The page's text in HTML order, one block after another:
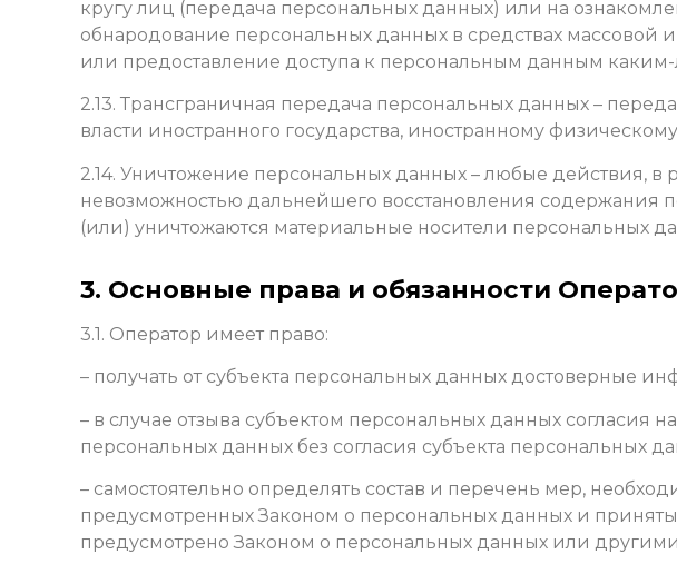
кругу лиц (передача персональных данных) или на
обнародование персональных данных в средствах
или предоставление доступа к персональным данным
2.13. Трансграничная передача персональных данных –
власти иностранного государства, иностранному
2.14. Уничтожение персональных данных – любые действия, в
невозможностью дальнейшего восстановления
(или) уничтожаются материальные носители персональных
3. Основные права и обязанности
3.1. Оператор имеет право:
– получать от субъекта персональных данных
– в случае отзыва субъектом персональных данных согласия
персональных данных без согласия субъекта персональных
– самостоятельно определять состав и перечень мер,
предусмотренных Законом о персональных данных и
предусмотрено Законом о персональных данных или